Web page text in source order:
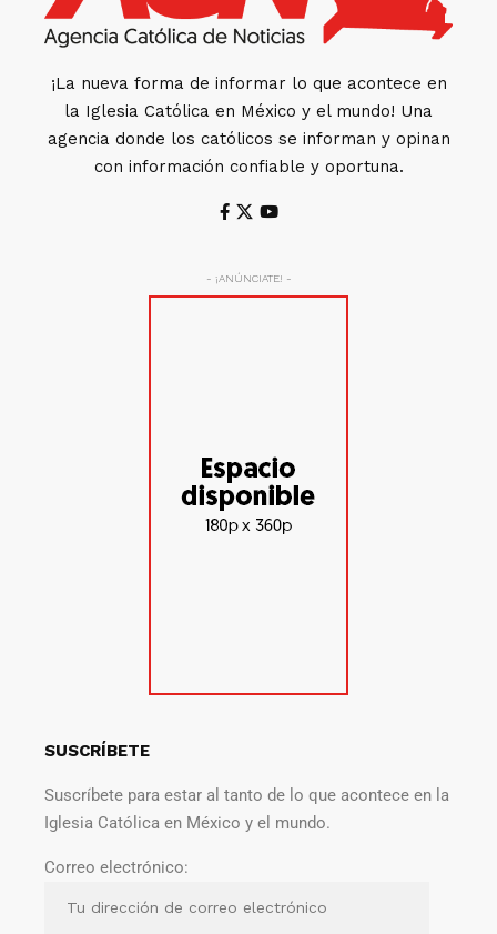
¡La nueva forma de informar lo que acontece en
la Iglesia Católica en México y el mundo! Una
agencia donde los católicos se informan y opinan
con información confiable y oportuna.
- ¡ANÚNCIATE! -
SUSCRÍBETE
Suscríbete para estar al tanto de lo que acontece en la
Iglesia Católica en México y el mundo.
Correo electrónico: